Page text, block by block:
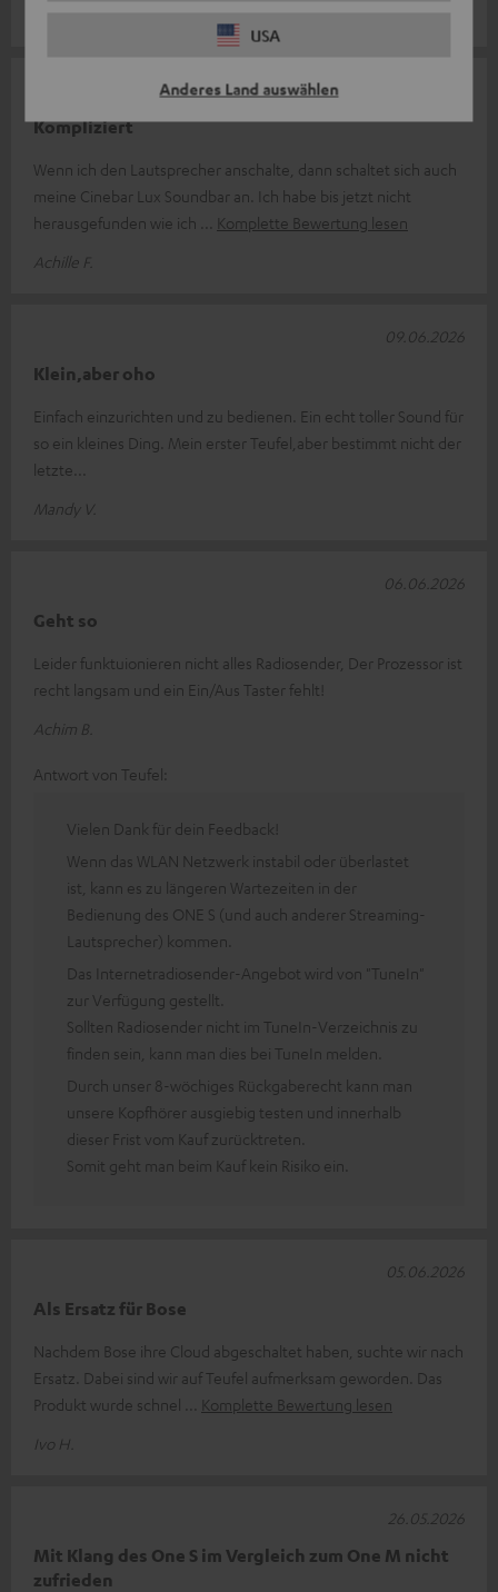
USA
Anderes Land auswählen
Kompliziert
Wenn ich den Lautsprecher anschalte, dann schaltet sich auch
meine Cinebar Lux Soundbar an. Ich habe bis jetzt nicht
herausgefunden wie ich
Komplette Bewertung lesen
Achille F.
Klein,aber oho
Einfach einzurichten und zu bedienen. Ein echt toller Sound für
so ein kleines Ding. Mein erster Teufel,aber bestimmt nicht der
letzte...
Mandy V.
09.06.2026
Geht so
Leider funktuionieren nicht alles Radiosender, Der Prozessor ist
recht langsam und ein Ein/Aus Taster fehlt!
Achim B.
06.06.2026
Antwort von Teufel:
Vielen Dank für dein Feedback!
Wenn das WLAN Netzwerk instabil oder überlastet
ist, kann es zu längeren Wartezeiten in der
Bedienung des ONE S (und auch anderer Streaming-
Lautsprecher) kommen.
Das Internetradiosender-Angebot wird von "TuneIn"
zur Verfügung gestellt.
Sollten Radiosender nicht im TuneIn-Verzeichnis zu
finden sein, kann man dies bei TuneIn melden.
Durch unser 8-wöchiges Rückgaberecht kann man
unsere Kopfhörer ausgiebig testen und innerhalb
dieser Frist vom Kauf zurücktreten.
Somit geht man beim Kauf kein Risiko ein.
Als Ersatz für Bose
Nachdem Bose ihre Cloud abgeschaltet haben, suchte wir nach
Ersatz. Dabei sind wir auf Teufel aufmerksam geworden. Das
Produkt wurde schnel
Komplette Bewertung lesen
Ivo H.
05.06.2026
Mit Klang des One S im Vergleich zum One M nicht
zufrieden
26.05.2026